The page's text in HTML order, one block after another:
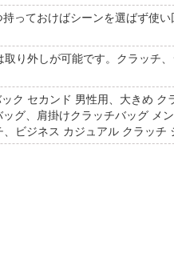
っておけばシーンを選ばず使
り外しが可能です。クラッチ
ク セカンド 男性用、大きめ ク
グ、肩掛けクラッチバッグ メ
ビジネス カジュアル クラッチ